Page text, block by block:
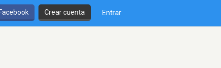
Crear cuenta Entrar